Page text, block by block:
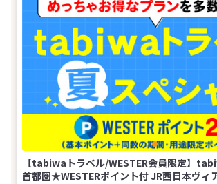
【tabiwaトラベル/WESTER会員限定】
首都圏★WESTERポイント付 JR西日本ヴィ